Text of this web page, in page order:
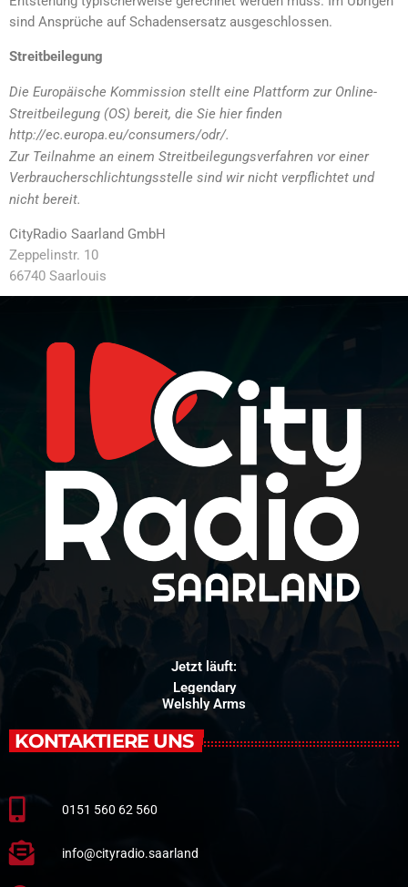
sind Ansprüche auf Schadensersatz ausgeschlossen.
Streitbeilegung
Die Europäische Kommission stellt eine Plattform zur Online-
Streitbeilegung (OS) bereit, die Sie hier finden
http://ec.europa.eu/consumers/odr/.
Zur Teilnahme an einem Streitbeilegungsverfahren vor einer
Verbraucherschlichtungsstelle sind wir nicht verpflichtet und
nicht bereit.
CityRadio Saarland GmbH
Zeppelinstr. 10
66740 Saarlouis
Jetzt läuft:
Legendary
Welshly Arms
KONTAKTIERE UNS
0151 560 62 560
info@cityradio.saarland